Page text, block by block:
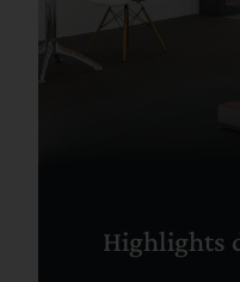
Highlights